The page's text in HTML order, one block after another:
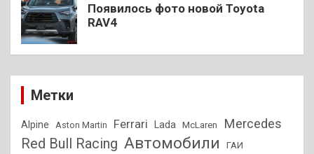
Появилось фото новой Toyota
RAV4
Метки
Alpine Aston Martin Ferrari Lada McLaren Mercedes
Red Bull Racing Автомобили ГАИ